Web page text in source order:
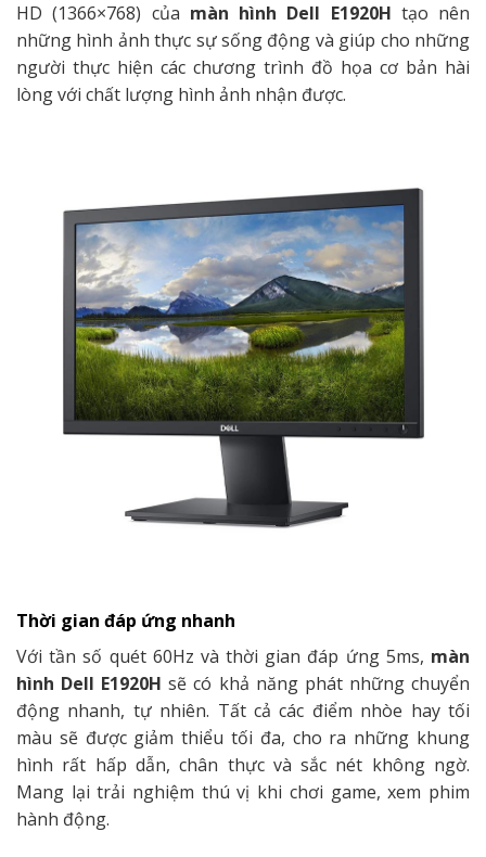
HD (1366×768) của màn hình Dell E1920H tạo nên
những hình ảnh thực sự sống động và giúp cho những
người thực hiện các chương trình đồ họa cơ bản hài
lòng với chất lượng hình ảnh nhận được.
Thời gian đáp ứng nhanh
Với tần số quét 60Hz và thời gian đáp ứng 5ms, màn
hình Dell E1920H sẽ có khả năng phát những chuyển
động nhanh, tự nhiên. Tất cả các điểm nhòe hay tối
màu sẽ được giảm thiểu tối đa, cho ra những khung
hình rất hấp dẫn, chân thực và sắc nét không ngờ.
Mang lại trải nghiệm thú vị khi chơi game, xem phim
hành động.